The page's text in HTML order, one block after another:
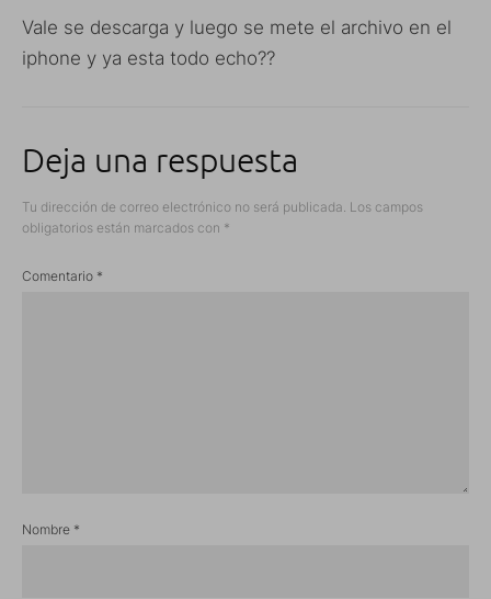
Vale se descarga y luego se mete el archivo en el
iphone y ya esta todo echo??
Deja una respuesta
Tu dirección de correo electrónico no será publicada. Los campos
obligatorios están marcados con *
Comentario *
Nombre *